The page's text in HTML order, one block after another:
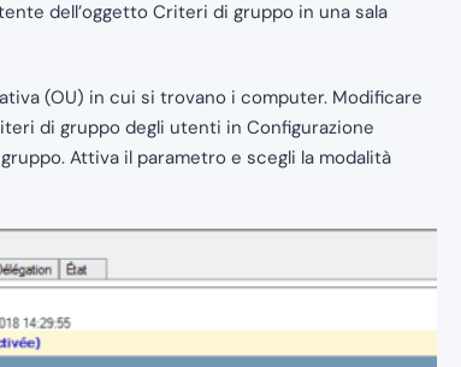
dell’oggetto Criteri di gruppo in una sala
(OU) in cui si trovano i computer. Modificare
di gruppo degli utenti in Configurazione
Attiva il parametro e scegli la modalità